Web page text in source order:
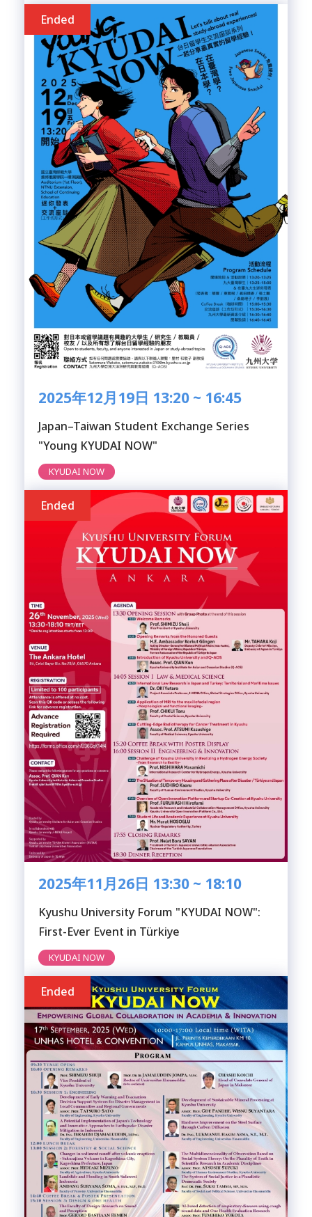
Ended
2025年12月19日 13:20 ~ 16:45
Japan–Taiwan Student Exchange Series
"Young KYUDAI NOW"
KYUDAI NOW
Ended
2025年11月26日 13:30 ~ 18:10
Kyushu University Forum "KYUDAI NOW":
First-Ever Event in Türkiye
KYUDAI NOW
Ended